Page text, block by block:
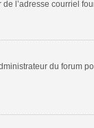
l’adresse courriel
du forum